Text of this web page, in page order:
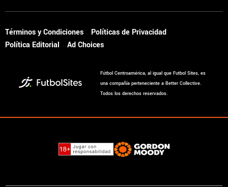
Términos y Condiciones
Políticas de Privacidad
Política Editorial
Ad Choices
Fútbol Centroamérica, al igual que Futbol Sites, es
una compañía perteneciente a Better Collective.
Todos los derechos reservados.